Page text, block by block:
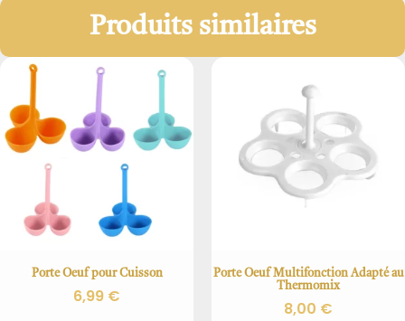
Produits similaires
Porte Oeuf pour Cuisson
6,99 €
Porte Oeuf Multifonction Adapté au
Thermomix
8,00 €